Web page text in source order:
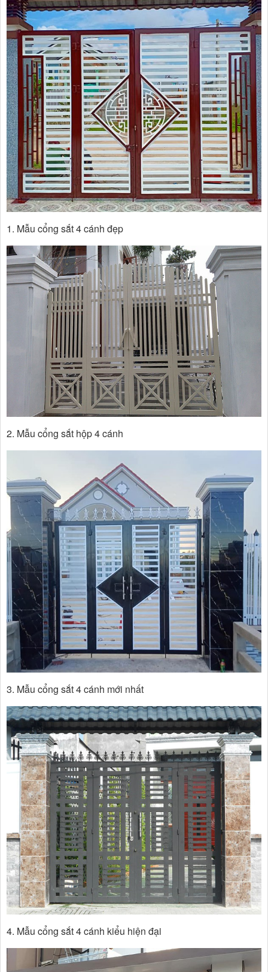
1. Mẫu cổng sắt 4 cánh đẹp
2. Mẫu cổng sắt hộp 4 cánh
3. Mẫu cổng sắt 4 cánh mới nhất
4. Mẫu cổng sắt 4 cánh kiểu hiện đại